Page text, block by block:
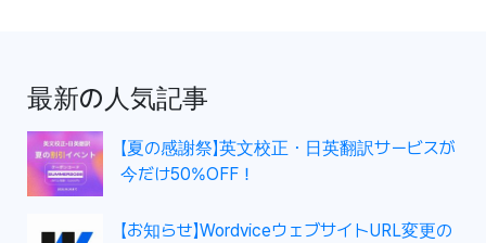
最新の人気記事
【夏の感謝祭】英文校正・日英翻訳サービスが
今だけ50%OFF！
【お知らせ】WordviceウェブサイトURL変更の